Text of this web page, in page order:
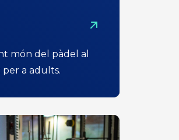
món del pàdel al
a adults.